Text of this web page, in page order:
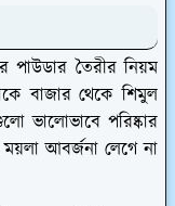
পাউডার তৈরীর নিয়ম
বাজার থেকে শিমুল
ভালোভাবে পরিষ্কার
আবর্জনা লেগে না